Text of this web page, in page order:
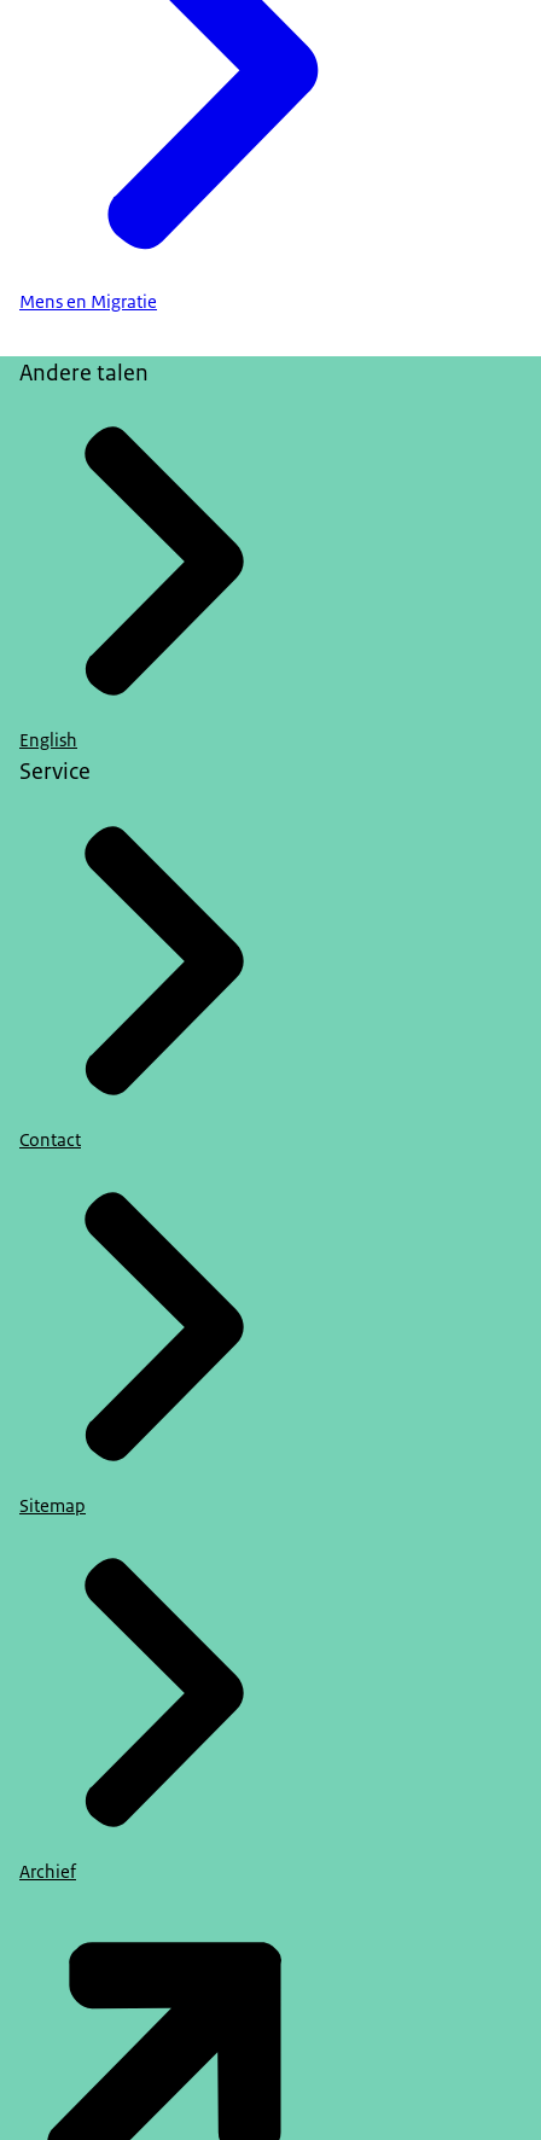
Mens en Migratie
Andere talen
English
Service
Contact
Sitemap
Archief